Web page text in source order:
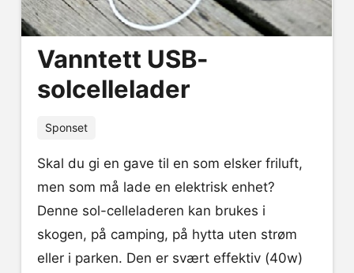
Vanntett USB-
solcellelader
Sponset
Skal du gi en gave til en som elsker friluft,
men som må lade en elektrisk enhet?
Denne sol-celleladeren kan brukes i
skogen, på camping, på hytta uten strøm
eller i parken. Den er svært effektiv (40w)